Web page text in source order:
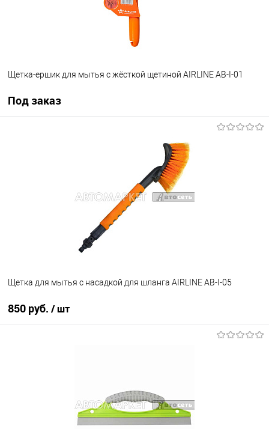
Щетка-ершик для мытья с жёсткой щетиной AIRLINE AB-I-01
Под заказ
Под заказ
Щетка для мытья с насадкой для шланга AIRLINE AB-I-05
850 руб. / шт